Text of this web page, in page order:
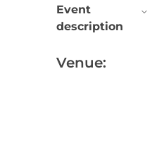
Event
description
Venue: